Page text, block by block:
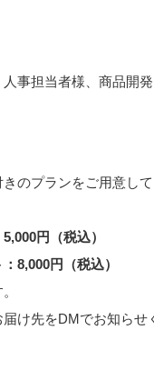
事担当者様、商品開
のプランをご用意して
円（税込）
8,000円（税込）
け先をDMでお知らせ